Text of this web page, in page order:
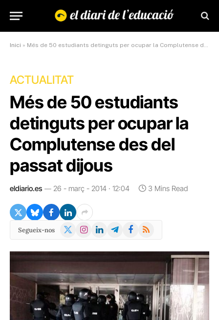
Inici » Més de 50 estudiants detinguts per ocupar la Complutense des del passat dijous
ACTUALITAT
Més de 50 estudiants
detinguts per ocupar la
Complutense des del
passat dijous
eldiario.es 26 - març - 2014 · 12:04 3 Mins Read
Segueix-nos
X
Instagram
LinkedInTelegramFacebook
RSS